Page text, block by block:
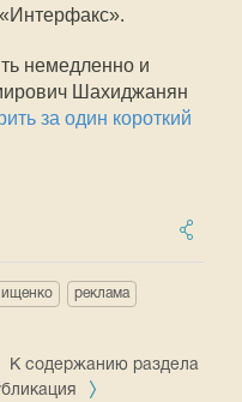
немедленно и
Шахиджанян
за один короткий
реклама
К содержанию раздела